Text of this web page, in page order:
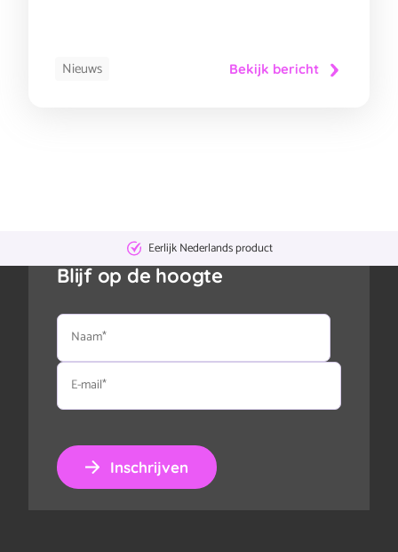
Nieuws Bekijk bericht
Eerlijk Nederlands product
Blijf op de hoogte
Naam
E-
mail
Inschrijven